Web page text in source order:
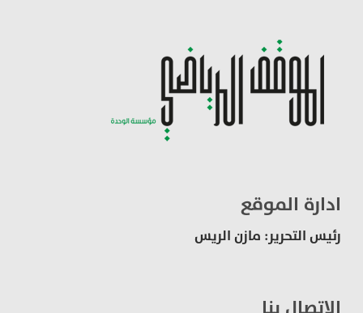
ادارة الموقع
رئيس التحرير: مازن الريس